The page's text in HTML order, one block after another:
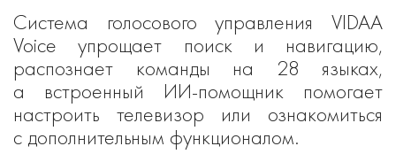
Система голосового управления VIDAA
Voice упрощает поиск и навигацию,
распознает команды на 28 языках,
а встроенный ИИ-помощник помогает
настроить телевизор или ознакомиться
с дополнительным функционалом.